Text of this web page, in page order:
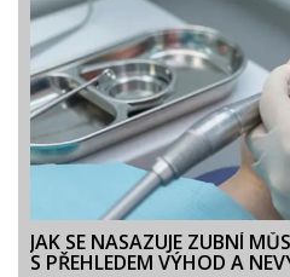
JAK SE NASAZUJE ZUBNÍ
S PŘEHLEDEM VÝHOD A